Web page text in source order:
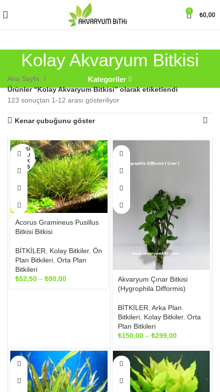
0
₺0,00
Kolay Akvaryum Bitkisi
Kategoriler
Ana Sayfa
Ürünler “Kolay Akvaryum Bitkisi” olarak etiketlendi
123 sonuçtan 1-12 arası gösteriliyor
Kenar çubuğunu göster
HEPSI
SATILI
P TÜK
ENMIŞ
Bu
ürünün
birden
varyasyonu
Seçenekler
ürün
sayfasından
seçilebilir
Acorus Gramineus Pusillus
Bitkisi Bitkisi
BİTKİLER Kolay Bitkiler, Ön
Plan Bitkileri Orta Plan
Bitkileri
₺52,50 – ₺90,00Fiyat
Bu
ürünün
birden
varyasyonu
Seçenekler
ürün
sayfasından
Akvaryum Çınar Bitkisi
(Hygrophila Difformis)
BİTKİLER Arka Plan
Bitkileri, Kolay Bitkiler, Orta
Plan Bitkileri
₺150,00 – ₺299,00Fiyat
₺150,00
-
₺299,00
Bu
ürünün
birden
Bu
ürünün
birden